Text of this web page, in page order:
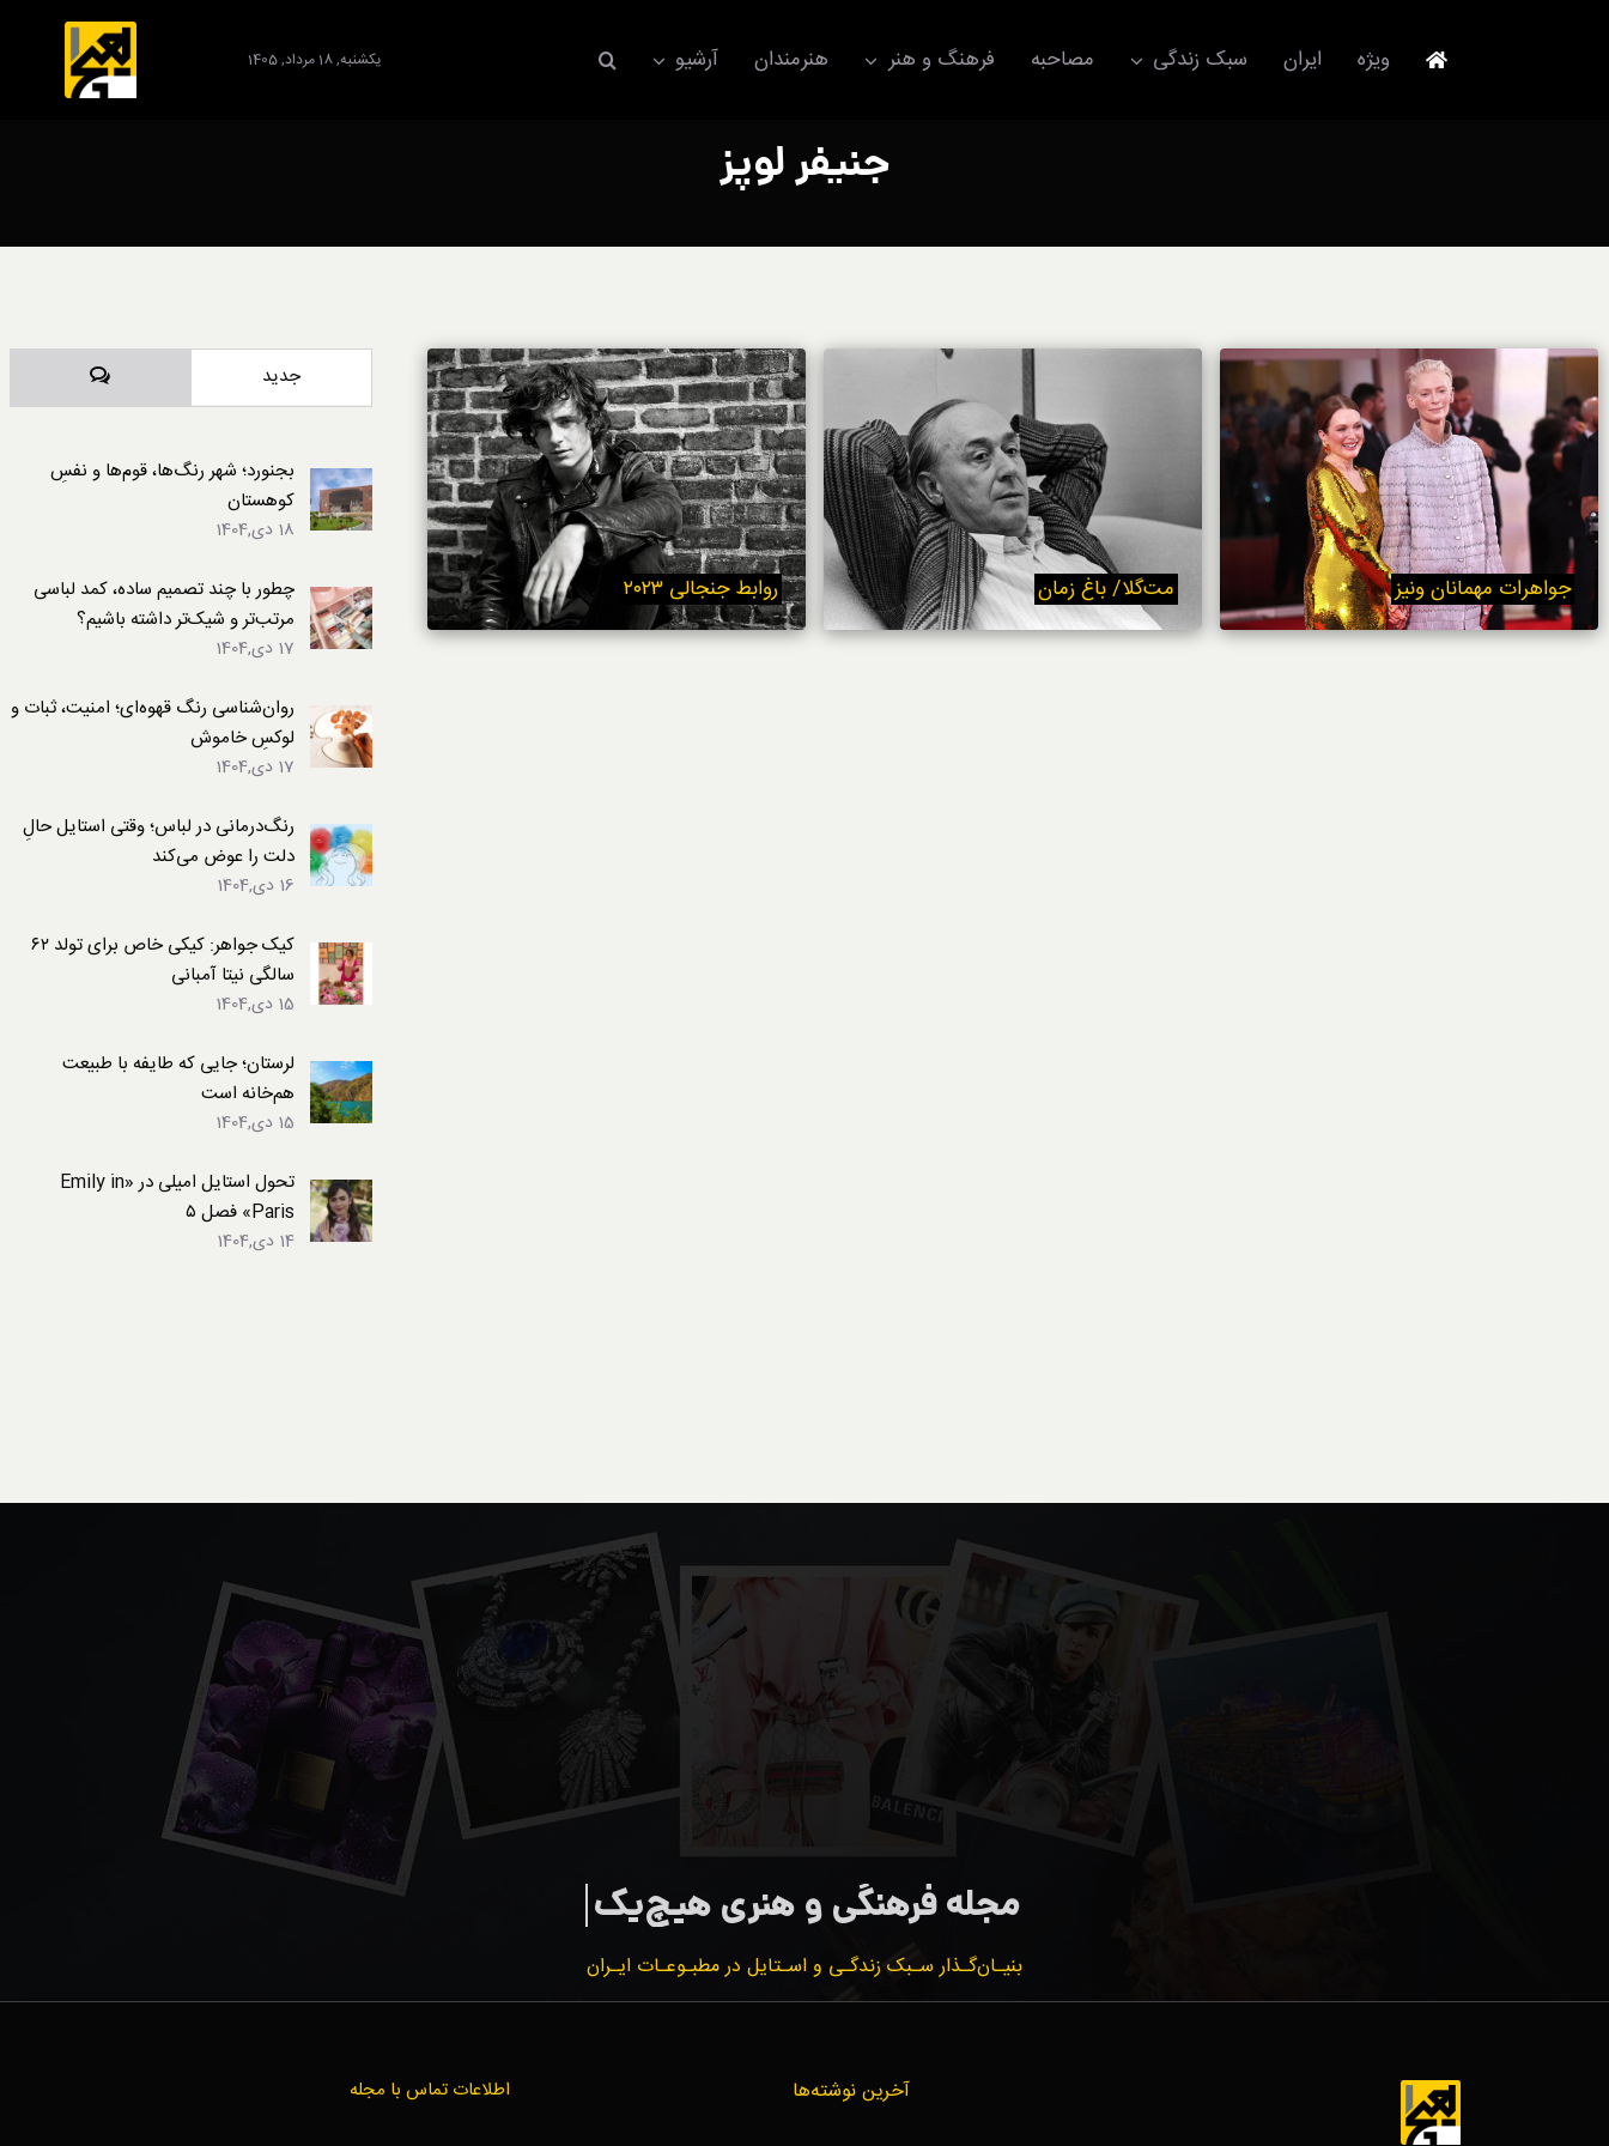
ویژه ایران سبک زندگی
آداب معاشرت
ورزش/ سلامت/ زیبایی
استایل لباس
مصاحبه فرهنگ و هنر هنرمندان آرشیو یکشنبه, 18 مرداد, 1405
جنیفر لوپز
جواهرات مهمانان ونیز مت‌گلا/ باغ زمان روابط جنجالی ۲۰۲۳
جدید دیدگاه‌ها
بجنورد؛ شهر رنگ‌ها، قوم‌ها و نفسِ
کوهستان
18 دی,1404
چطور با چند تصمیم ساده، کمد لباسی
مرتب‌تر و شیک‌تر داشته باشیم؟
17 دی,1404
روان‌شناسی رنگ قهوه‌ای؛ امنیت، ثبات و
لوکسِ خاموش
17 دی,1404
رنگ‌درمانی در لباس؛ وقتی استایل حالِ
دلت را عوض می‌کند
16 دی,1404
کیک جواهر: کیکی خاص برای تولد ۶۲
سالگی نیتا آمبانی
15 دی,1404
لرستان؛ جایی که طایفه با طبیعت
هم‌خانه است
15 دی,1404
تحول استایل امیلی در «Emily in
Paris» فصل ۵
14 دی,1404
بنیـان‌گـذار سـبک زندگـی و اسـتایل در مطبـوعـات ایـران
آخرین نوشته‌ها اطلاعات تماس با مجله